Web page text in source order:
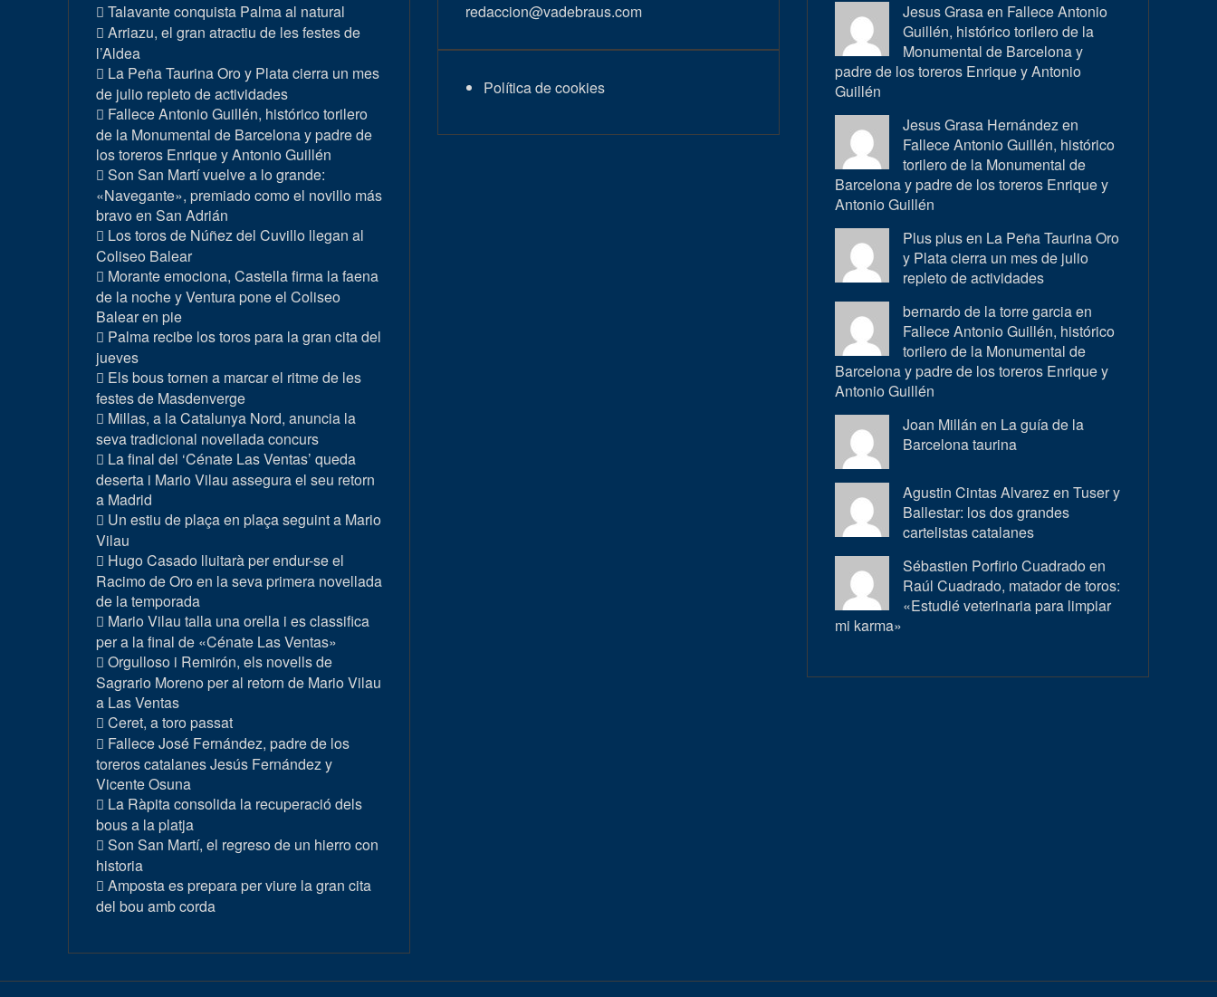
Talavante conquista Palma al natural
Arriazu, el gran atractiu de les festes de
l’Aldea
La Peña Taurina Oro y Plata cierra un mes
de julio repleto de actividades
Fallece Antonio Guillén, histórico torilero
de la Monumental de Barcelona y padre de
los toreros Enrique y Antonio Guillén
Son San Martí vuelve a lo grande:
«Navegante», premiado como el novillo más
bravo en San Adrián
Los toros de Núñez del Cuvillo llegan al
Coliseo Balear
Morante emociona, Castella firma la faena
de la noche y Ventura pone el Coliseo
Balear en pie
Palma recibe los toros para la gran cita del
jueves
Els bous tornen a marcar el ritme de les
festes de Masdenverge
Millas, a la Catalunya Nord, anuncia la
seva tradicional novellada concurs
La final del ‘Cénate Las Ventas’ queda
deserta i Mario Vilau assegura el seu retorn
a Madrid
Un estiu de plaça en plaça seguint a Mario
Vilau
Hugo Casado lluitarà per endur-se el
Racimo de Oro en la seva primera novellada
de la temporada
Mario Vilau talla una orella i es classifica
per a la final de «Cénate Las Ventas»
Orgulloso i Remirón, els novells de
Sagrario Moreno per al retorn de Mario Vilau
a Las Ventas
Ceret, a toro passat
Fallece José Fernández, padre de los
toreros catalanes Jesús Fernández y
Vicente Osuna
La Ràpita consolida la recuperació dels
bous a la platja
Son San Martí, el regreso de un hierro con
historia
Amposta es prepara per viure la gran cita
del bou amb corda
redaccion@vadebraus.com
Política de cookies
Jesus Grasa en Fallece Antonio
Guillén, histórico torilero de la
Monumental de Barcelona y
padre de los toreros Enrique y Antonio
Guillén
Jesus Grasa Hernández en
Fallece Antonio Guillén, histórico
torilero de la Monumental de
Barcelona y padre de los toreros Enrique y
Antonio Guillén
Plus plus en La Peña Taurina Oro
y Plata cierra un mes de julio
repleto de actividades
bernardo de la torre garcia en
Fallece Antonio Guillén, histórico
torilero de la Monumental de
Barcelona y padre de los toreros Enrique y
Antonio Guillén
Joan Millán en La guía de la
Barcelona taurina
Agustin Cintas Alvarez enTuser y
Ballestar: los dos grandes
cartelistas catalanes
Sébastien Porfirio Cuadrado en
Raúl Cuadrado, matador de toros:
«Estudié veterinaria para limpiar
mi karma»